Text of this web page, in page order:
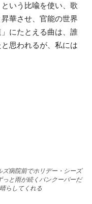
いう比喩を使い、歌
華させ、官能の世界
にたとえる曲は、誰
思われるが、私には
ズ病院前でホリデー・シーズ
っと雨が続くバンクーバーだ
らしてくれる